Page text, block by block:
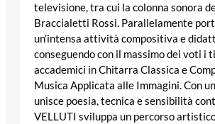
televisione, tra cui la colonna sonora
Braccialetti Rossi. Parallelamente
un’intensa attività compositiva e
conseguendo con il massimo dei voti i
accademici in Chitarra Classica e
Musica Applicata alle Immagini. Con
unisce poesia, tecnica e sensibilità
VELLUTI sviluppa un percorso